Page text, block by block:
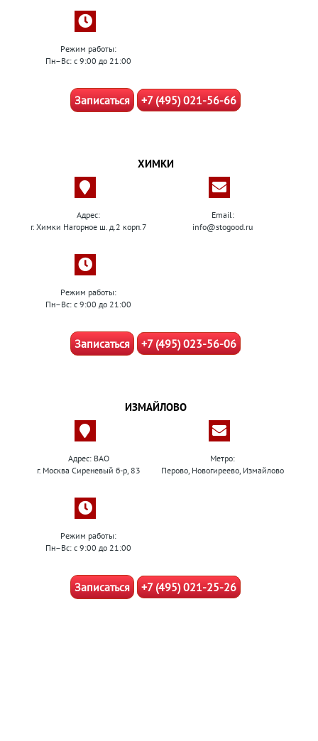
Режим работы:
Пн–Вс: с 9:00 до 21:00
Записаться +7 (495) 021-56-66
ХИМКИ
Адрес:
г. Химки Нагорное ш. д.2 корп.7
Email:
info@stogood.ru
Режим работы:
Пн–Вс: с 9:00 до 21:00
Записаться +7 (495) 023-56-06
ИЗМАЙЛОВО
Адрес: ВАО
г. Москва Сиреневый б-р, 83
Метро:
Перово, Новогиреево, Измайлово
Режим работы:
Пн–Вс: с 9:00 до 21:00
Записаться +7 (495) 021-25-26